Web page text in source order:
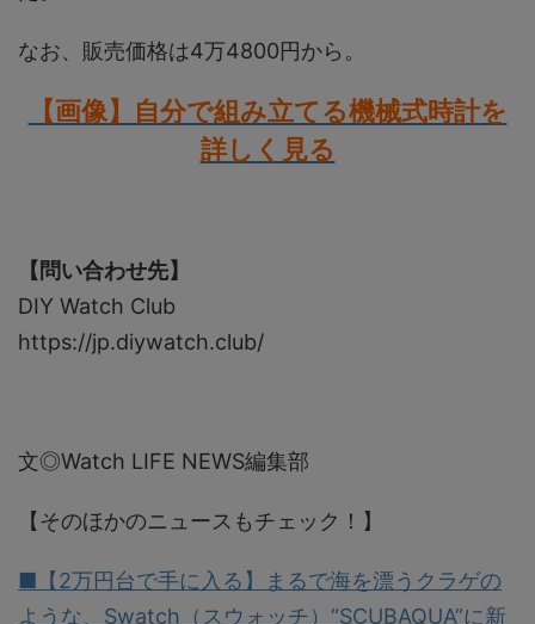
なお、販売価格は4万4800円から。
【画像】自分で組み立てる機械式時計を
詳しく見る
【問い合わせ先】
DIY Watch Club
https://jp.diywatch.club/
文◎Watch LIFE NEWS編集部
【そのほかのニュースもチェック！】
■【2万円台で手に入る】まるで海を漂うクラゲの
ような、Swatch（スウォッチ）“SCUBAQUA”に新